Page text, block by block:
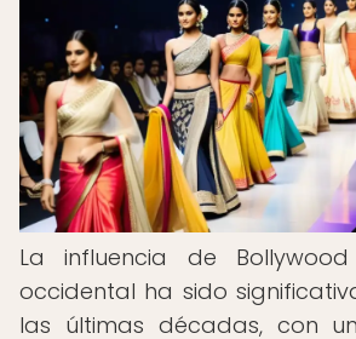
La influencia de
occidental ha sido
las últimas décadas, con